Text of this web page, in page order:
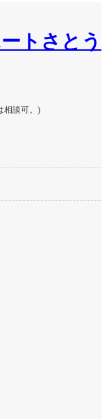
トさとう
相談可。)